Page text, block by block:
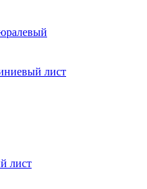
лист
лист